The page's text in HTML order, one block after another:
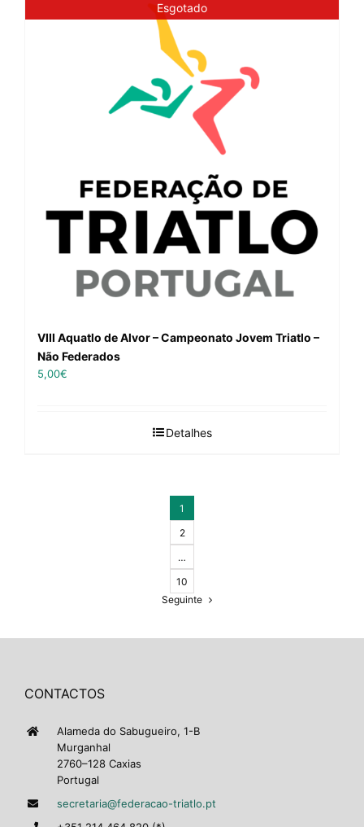
Esgotado
VIII Aquatlo de Alvor – Campeonato Jovem Triatlo –
Não Federados
5,00€
Detalhes
1
2
…
10
Seguinte
CONTACTOS
Alameda do Sabugueiro, 1-B
Murganhal
2760–128 Caxias
Portugal
secretaria@federacao-triatlo.pt